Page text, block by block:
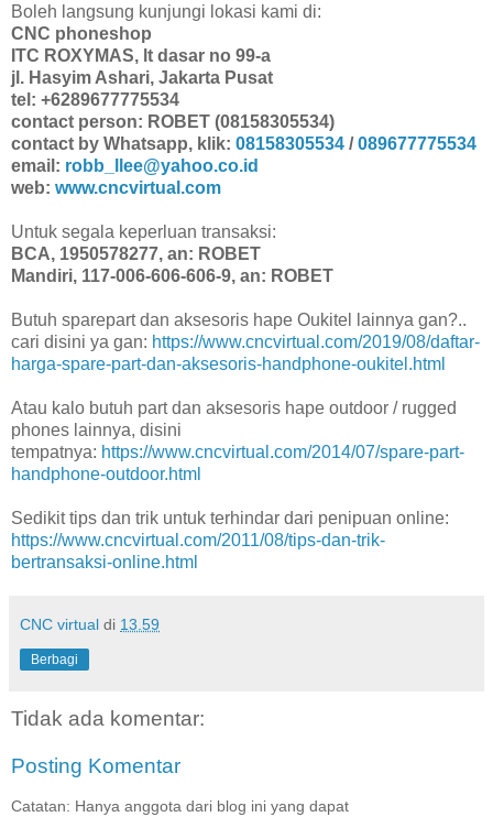
Boleh langsung kunjungi lokasi kami di:
CNC phoneshop
ITC ROXYMAS, lt dasar no 99-a
jl. Hasyim Ashari, Jakarta Pusat
tel: +6289677775534
contact person: ROBET (08158305534)
contact by Whatsapp, klik: 08158305534 /089677775534
email: robb_llee@yahoo.co.id
web: www.cncvirtual.com
Untuk segala keperluan transaksi:
BCA, 1950578277, an: ROBET
Mandiri, 117-006-606-606-9, an: ROBET
Butuh sparepart dan aksesoris hape Oukitel lainnya gan?..
cari disini ya gan: https://www.cncvirtual.com/2019/08/daftar-
harga-spare-part-dan-aksesoris-handphone-oukitel.html
Atau kalo butuh part dan aksesoris hape outdoor / rugged
phones lainnya, disini
tempatnya: https://www.cncvirtual.com/2014/07/spare-part-
handphone-outdoor.html
Sedikit tips dan trik untuk terhindar dari penipuan online:
https://www.cncvirtual.com/2011/08/tips-dan-trik-
bertransaksi-online.html
CNC virtual di 13.59
Berbagi
Tidak ada komentar:
Posting Komentar
Catatan: Hanya anggota dari blog ini yang dapat